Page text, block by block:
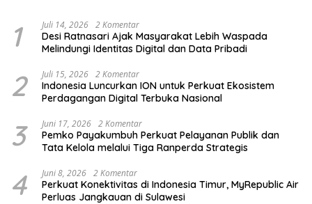
1 Juli 14, 2026 2 Komentar
Desi Ratnasari Ajak Masyarakat Lebih Waspada
Melindungi Identitas Digital dan Data Pribadi
2 Juli 15, 2026 2 Komentar
Indonesia Luncurkan ION untuk Perkuat Ekosistem
Perdagangan Digital Terbuka Nasional
3 Juni 17, 2026 2 Komentar
Pemko Payakumbuh Perkuat Pelayanan Publik dan
Tata Kelola melalui Tiga Ranperda Strategis
4 Juni 8, 2026 2 Komentar
Perkuat Konektivitas di Indonesia Timur, MyRepublic Air
Perluas Jangkauan di Sulawesi